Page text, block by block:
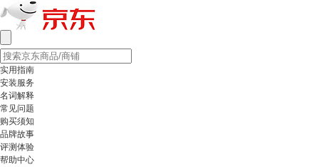
实用指南
安装服务
名词解释
常见问题
购买须知
品牌故事
评测体验
帮助中心